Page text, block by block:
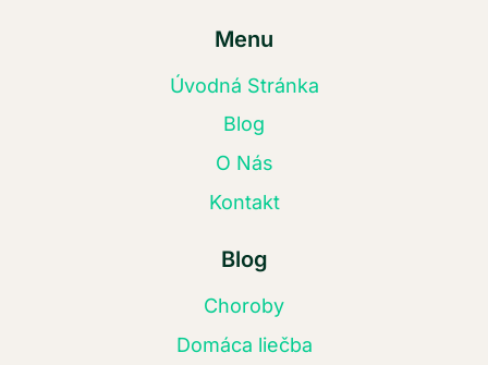
Menu
Úvodná Stránka
Blog
O Nás
Kontakt
Blog
Choroby
Domáca liečba